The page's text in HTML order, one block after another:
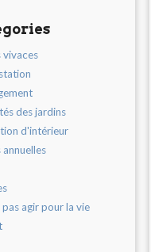
vivaces
des jardins
d'intérieur
agir pour la vie